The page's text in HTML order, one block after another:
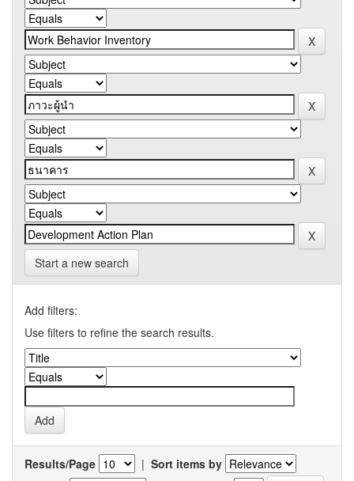
Start a new search
Add filters:
Use filters to refine the search results.
Results/Page | Sort items by